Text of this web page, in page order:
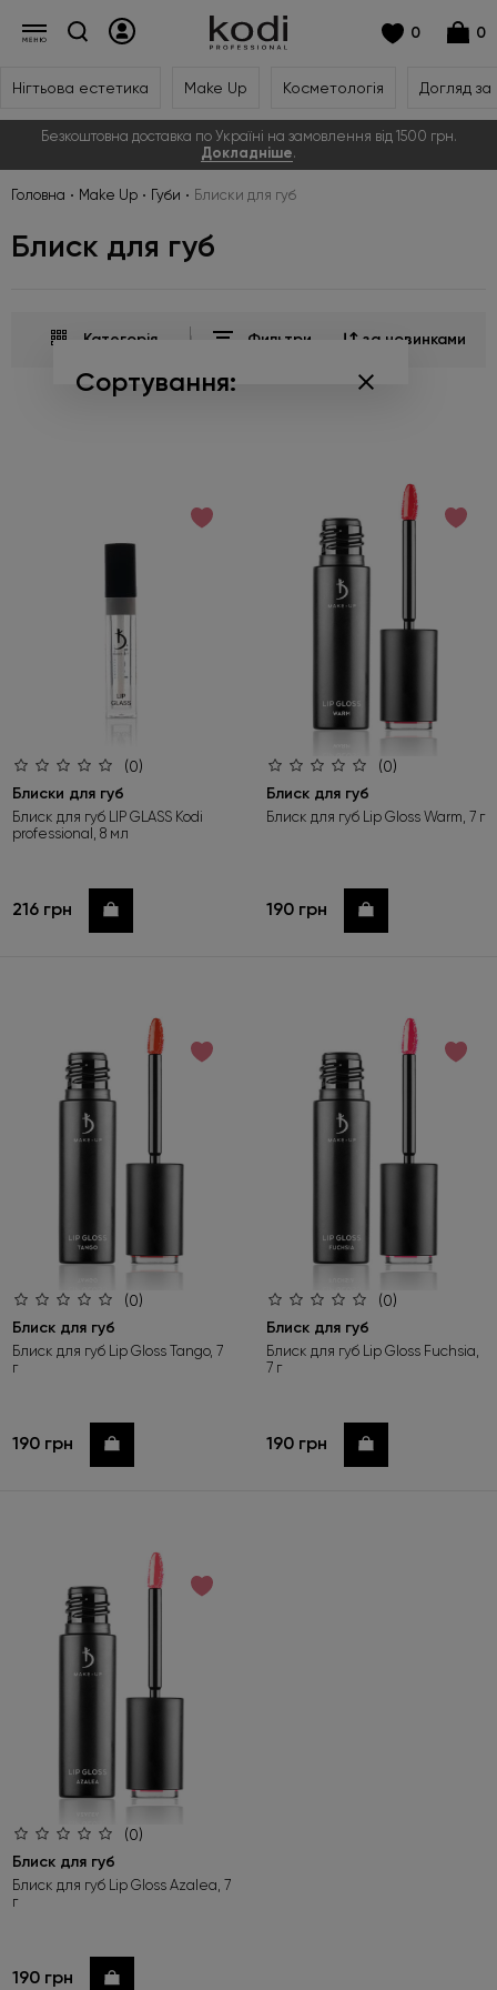
0 0
Нігтьова естетика Make Up Косметологія Догляд
Безкоштовна доставка по Україні на замовлення від 1500 грн.
Докладніше.
Головна Make Up Губи Блиски для губ
Блиск для губ
Категорія Фильтри за новинками
Сортування:
за зростанням ціни
за спаданням ціни
за новинками
(0)
Блиски для губ
Блиск для губ LIP GLASS Kodi
professional, 8 мл
216 грн Купити
(0)
Блиск для губ
Блиск для губ Lip Gloss Warm, 7 г
190 грн Купити
(0)
Блиск для губ
Блиск для губ Lip Gloss Tango, 7
г
190 грн Купити
(0)
Блиск для губ
Блиск для губ Lip Gloss Fuchsia,
7 г
190 грн Купити
(0)
Блиск для губ
Блиск для губ Lip Gloss Azalea, 7
г
190 грн Купити